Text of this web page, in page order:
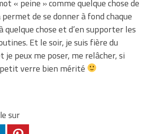
« peine » comme quelque chose de
de se donner à fond chaque
quelque chose et d’en supporter les
Et le soir, je suis fière du
peux me poser, me relâcher, si
verre bien mérité
sur